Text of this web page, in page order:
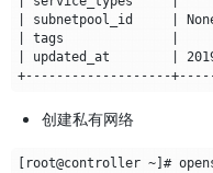
创建私有网络